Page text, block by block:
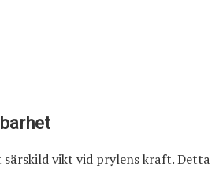
vikt vid prylens kraft. Detta